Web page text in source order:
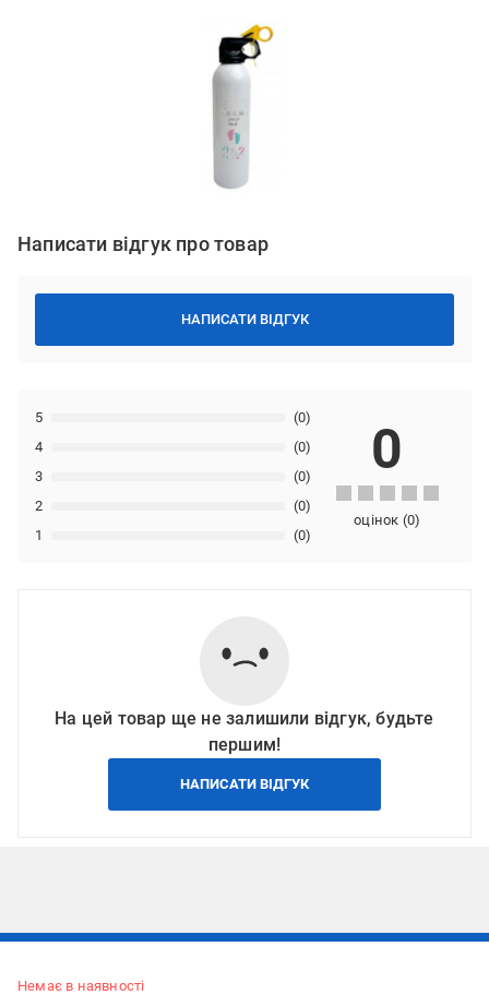
Написати відгук про товар
НАПИСАТИ ВІДГУК
1 (0)
2 (0)
3 (0)
4 (0)
5 (0)
0
оцінок (0)
На цей товар ще не залишили відгук, будьте
першим!
НАПИСАТИ ВІДГУК
Немає в наявності